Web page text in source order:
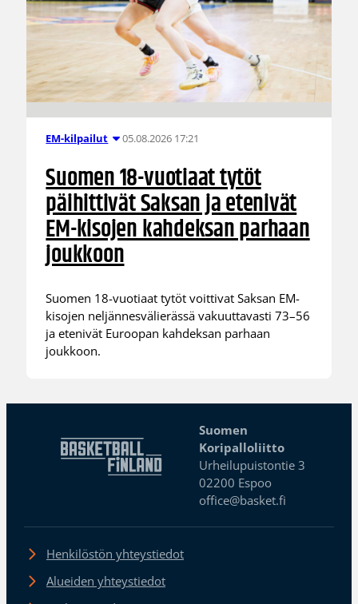
EM-kilpailut 05.08.2026 17:21
Suomen 18-vuotiaat tytöt
päihittivät Saksan ja etenivät
EM-kisojen kahdeksan parhaan
joukkoon
Suomen 18-vuotiaat tytöt voittivat Saksan EM-
kisojen neljännesvälierässä vakuuttavasti 73–56
ja etenivät Euroopan kahdeksan parhaan
joukkoon.
Suomen
Koripalloliitto
Urheilupuistontie 3
02200 Espoo
office@basket.fi
Henkilöstön yhteystiedot
Alueiden yhteystiedot